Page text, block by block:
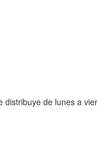
distribuye de lunes a